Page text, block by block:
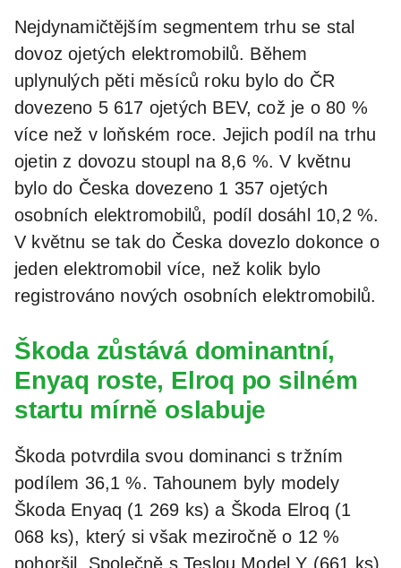
Nejdynamičtějším segmentem trhu se stal
dovoz ojetých elektromobilů. Během
uplynulých pěti měsíců roku bylo do ČR
dovezeno 5 617 ojetých BEV, což je o 80 %
více než v loňském roce. Jejich podíl na trhu
ojetin z dovozu stoupl na 8,6 %. V květnu
bylo do Česka dovezeno 1 357 ojetých
osobních elektromobilů, podíl dosáhl 10,2 %.
V květnu se tak do Česka dovezlo dokonce o
jeden elektromobil více, než kolik bylo
registrováno nových osobních elektromobilů.
Škoda zůstává dominantní,
Enyaq roste, Elroq po silném
startu mírně oslabuje
Škoda potvrdila svou dominanci s tržním
podílem 36,1 %. Tahounem byly modely
Škoda Enyaq (1 269 ks) a Škoda Elroq (1
068 ks), který si však meziročně o 12 %
pohoršil. Společně s Teslou Model Y (661 ks)